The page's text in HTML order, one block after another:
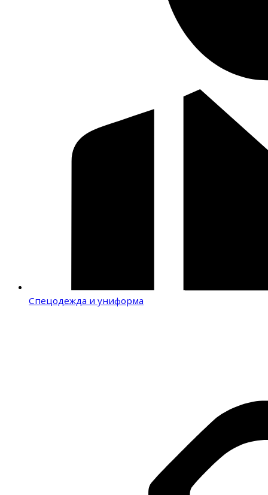
Спецодежда и униформа